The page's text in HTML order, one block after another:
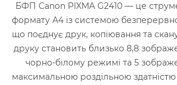
БФП Canon PIXMA G2410 — це
формату А4 із системою
що поєднує друк, копіювання та
друку становить близько 8,8
чорно-білому режимі та 5
максимальною роздільною